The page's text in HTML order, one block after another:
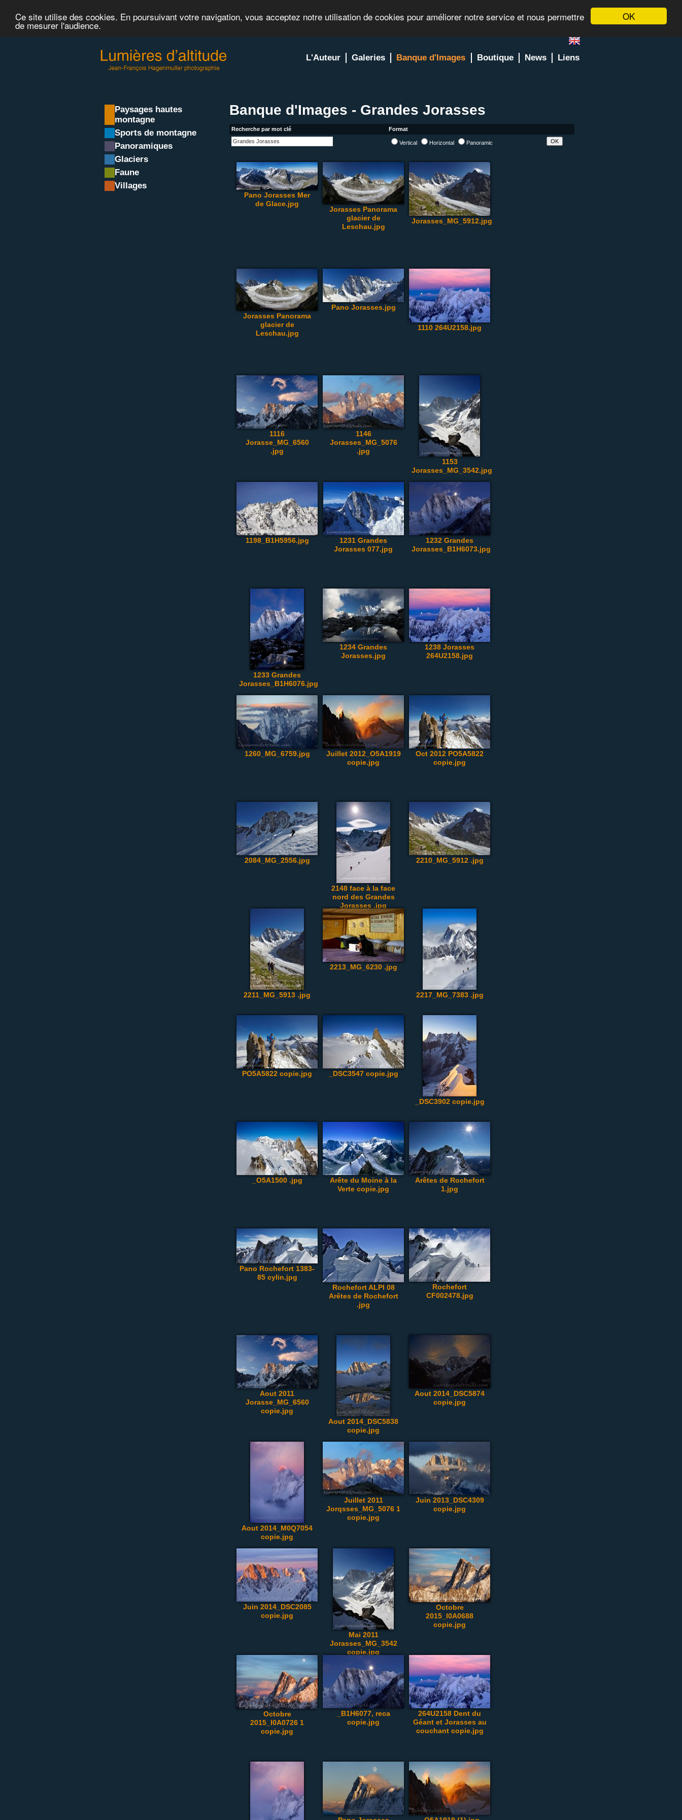
OK
Ce site utilise des cookies. En poursuivant votre navigation, vous acceptez notre utilisation de cookies pour améliorer notre service et nous permettre
de mesurer l'audience.
L'Auteur Galeries Banque d'Images Boutique News Liens
Paysages hautes
montagne
Sports de montagne
Panoramiques
Glaciers
Faune
Villages
Banque d'Images - Grandes Jorasses
Recherche par mot clé Format
Vertical Horizontal Panoramic
Pano Jorasses Mer
de Glace.jpg
Jorasses Panorama
glacier de
Leschau.jpg
Jorasses_MG_5912.jpg
Jorasses Panorama
glacier de
Leschau.jpg
Pano Jorasses.jpg
1110 264U2158.jpg
1116
Jorasse_MG_6560
.jpg
1146
Jorasses_MG_5076
.jpg
1153
Jorasses_MG_3542.jpg
1198_B1H5956.jpg
1231 Grandes
Jorasses 077.jpg
1232 Grandes
Jorasses_B1H6073.jpg
1233 Grandes
Jorasses_B1H6076.jpg
1234 Grandes
Jorasses.jpg
1238 Jorasses
264U2158.jpg
1260_MG_6759.jpg
Juillet 2012_O5A1919
copie.jpg
Oct 2012 PO5A5822
copie.jpg
2084_MG_2556.jpg
2148 face à la face
nord des Grandes
Jorasses .jpg
2210_MG_5912 .jpg
2211_MG_5913 .jpg
2213_MG_6230 .jpg
2217_MG_7383 .jpg
PO5A5822 copie.jpg _DSC3547 copie.jpg
_DSC3902 copie.jpg
_O5A1500 .jpg
Arête du Moine à la
Verte copie.jpg
Arêtes de Rochefort
1.jpg
Pano Rochefort 1383-
85 cylin.jpg
Rochefort ALPI 08
Arêtes de Rochefort
.jpg
Rochefort
CF002478.jpg
Aout 2011
Jorasse_MG_6560
copie.jpg
Aout 2014_DSC5838
copie.jpg
Aout 2014_DSC5874
copie.jpg
Aout 2014_M0Q7054
copie.jpg
Juillet 2011
Jorqsses_MG_5076 1
copie.jpg
Juin 2013_DSC4309
copie.jpg
Juin 2014_DSC2085
copie.jpg
Mai 2011
Jorasses_MG_3542
copie.jpg
Octobre
2015_I0A0688
copie.jpg
Octobre
2015_I0A0726 1
copie.jpg
_B1H6077, reca
copie.jpg
264U2158 Dent du
Géant et Jorasses au
couchant copie.jpg